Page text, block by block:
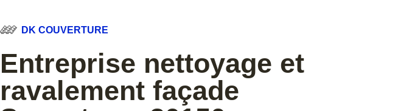
DK COUVERTURE
Entreprise nettoyage et
ravalement façade